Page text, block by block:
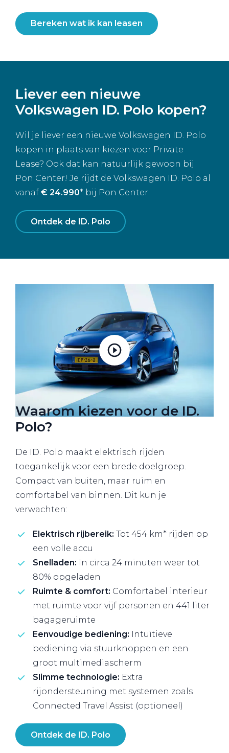
Bereken wat ik kan leasen
Liever een nieuwe
Volkswagen ID. Polo kopen?
Wil je liever een nieuwe Volkswagen ID. Polo
kopen in plaats van kiezen voor Private
Lease? Ook dat kan natuurlijk gewoon bij
Pon Center! Je rijdt de Volkswagen ID. Polo al
vanaf € 24.990* bij Pon Center.
Ontdek de ID. Polo
Waarom kiezen voor de ID.
Polo?
De ID. Polo maakt elektrisch rijden
toegankelijk voor een brede doelgroep.
Compact van buiten, maar ruim en
comfortabel van binnen. Dit kun je
verwachten:
Elektrisch rijbereik: Tot 454 km* rijden op
een volle accu
Snelladen: In circa 24 minuten weer tot
80% opgeladen
Ruimte & comfort: Comfortabel interieur
met ruimte voor vijf personen en 441 liter
bagageruimte
Eenvoudige bediening: Intuïtieve
bediening via stuurknoppen en een
groot multimediascherm
Slimme technologie: Extra
rijondersteuning met systemen zoals
Connected Travel Assist (optioneel)
Ontdek de ID. Polo